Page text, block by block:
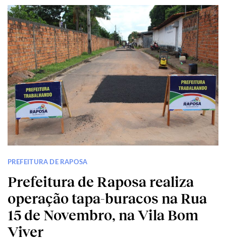
PREFEITURA DE RAPOSA
Prefeitura de Raposa realiza
operação tapa-buracos na Rua
15 de Novembro, na Vila Bom
Viver